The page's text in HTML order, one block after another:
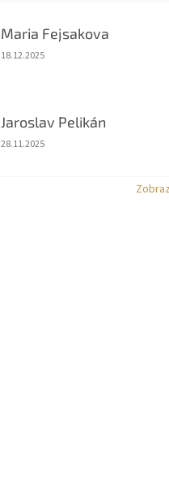
Maria Fejsakova
Hodnocení obchodu je 5 z 5
18.12.2025
Jaroslav Pelikán
Hodnocení obchodu je 5 z 5
28.11.2025